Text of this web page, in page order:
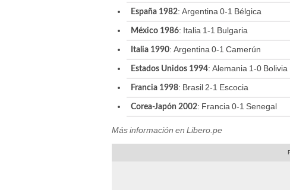
España 1982: Argentina 0-1 Bélgica
México 1986: Italia 1-1 Bulgaria
Italia 1990: Argentina 0-1 Camerún
Estados Unidos 1994: Alemania 1-0 Bolivia
Francia 1998: Brasil 2-1 Escocia
Corea-Japón 2002: Francia 0-1 Senegal
Más información en Libero.pe